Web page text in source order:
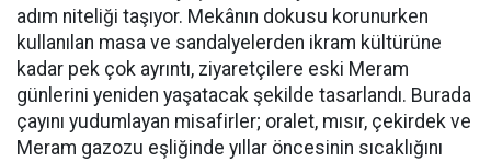
adım niteliği taşıyor. Mekânın dokusu korunurken
kullanılan masa ve sandalyelerden ikram kültürüne
kadar pek çok ayrıntı, ziyaretçilere eski Meram
günlerini yeniden yaşatacak şekilde tasarlandı. Burada
çayını yudumlayan misafirler; oralet, mısır, çekirdek ve
Meram gazozu eşliğinde yıllar öncesinin sıcaklığını